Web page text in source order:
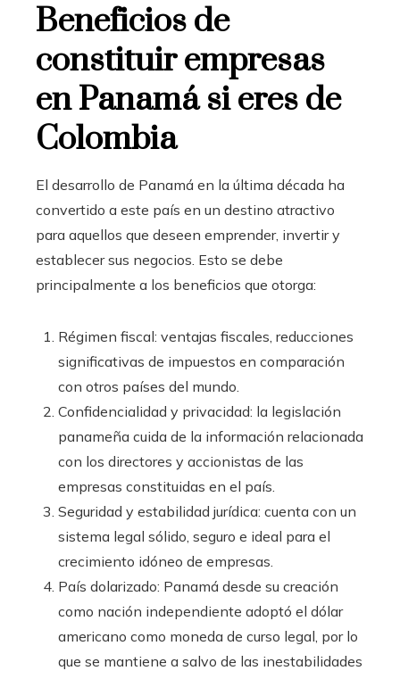
Beneficios de
constituir empresas
en Panamá si eres de
Colombia
El desarrollo de Panamá en la última década ha
convertido a este país en un destino atractivo
para aquellos que deseen emprender, invertir y
establecer sus negocios. Esto se debe
principalmente a los beneficios que otorga:
Régimen fiscal: ventajas fiscales, reducciones
significativas de impuestos en comparación
con otros países del mundo.
Confidencialidad y privacidad: la legislación
panameña cuida de la información relacionada
con los directores y accionistas de las
empresas constituidas en el país.
Seguridad y estabilidad jurídica: cuenta con un
sistema legal sólido, seguro e ideal para el
crecimiento idóneo de empresas.
País dolarizado: Panamá desde su creación
como nación independiente adoptó el dólar
americano como moneda de curso legal, por lo
que se mantiene a salvo de las inestabilidades